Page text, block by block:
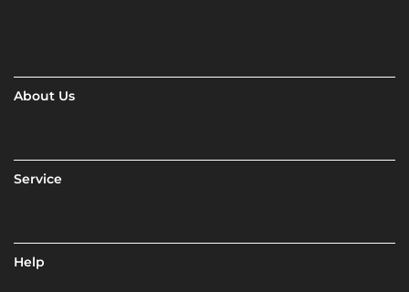
About Us
Service
Help